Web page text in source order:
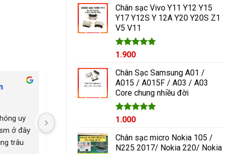
5 sao
Chân sạc Vivo Y11 Y12 Y15
Y17 Y12S Y 12A Y20 Y20S Z1
V5 V11
Được xếp
5 sao
1.900
Chân Sạc Samsung A01 /
A015 / A015F / A03 / A03
Core chung nhiều đời
Được xếp
5 sao
Giá
là:
1.200₫.
1.000Giá
tại
là:
Chân sạc micro Nokia 105 /
N225 2017/ Nokia 220/ Nokia
uy
ở đây
trâu
Cham Ha
2 năm trước
Nguyễn Duy sửa chữa rất
bằng chung. Uy tín
ép lại kính là đẹp